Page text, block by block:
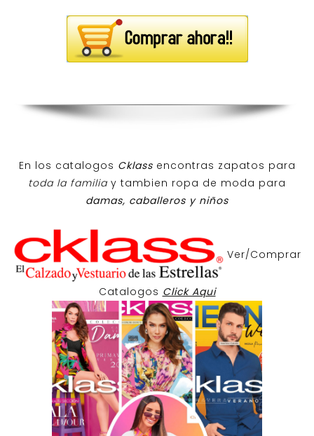
En los catalogos Cklass encontras zapatos para
toda la familiay tambien ropa de moda para
damas, caballeros y niños
Ver/Comprar
Catalogos Click Aqui